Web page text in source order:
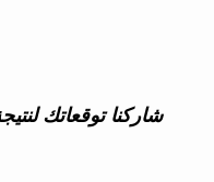
شاركنا توقعاتك